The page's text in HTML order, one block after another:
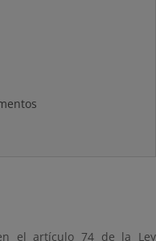
el artículo 74 de la Ley